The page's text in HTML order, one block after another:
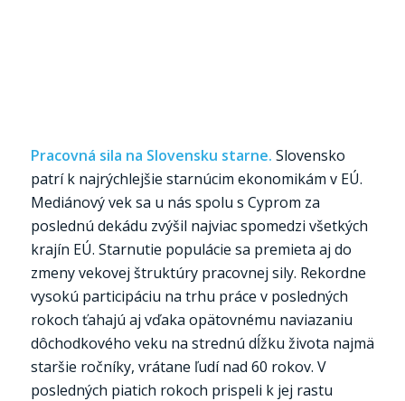
Pracovná sila na Slovensku starne. Slovensko
patrí k najrýchlejšie starnúcim ekonomikám v EÚ.
Mediánový vek sa u nás spolu s Cyprom za
poslednú dekádu zvýšil najviac spomedzi všetkých
krajín EÚ. Starnutie populácie sa premieta aj do
zmeny vekovej štruktúry pracovnej sily. Rekordne
vysokú participáciu na trhu práce v posledných
rokoch ťahajú aj vďaka opätovnému naviazaniu
dôchodkového veku na strednú dĺžku života najmä
staršie ročníky, vrátane ľudí nad 60 rokov. V
posledných piatich rokoch prispeli k jej rastu